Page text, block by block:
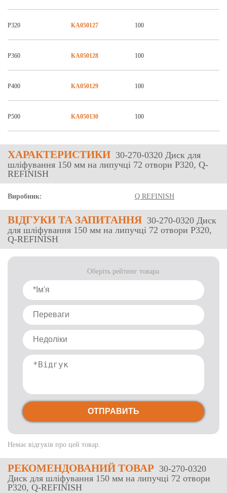
Р320 КА050127 100
Р360 КА050128 100
Р400 КА050129 100
Р500 КА050130 100
ХАРАКТЕРИСТИКИ 30-270-0320 Диск для
шліфування 150 мм на липучці 72 отвори P320, Q-
REFINISH
Виробник: Q REFINISH
ВІДГУКИ ТА ЗАПИТАННЯ 30-270-0320 Диск
для шліфування 150 мм на липучці 72 отвори P320,
Q-REFINISH
Немає відгуків про цей товар.
Оберіть рейтинг товара
ОТПРАВИТЬ
РЕКОМЕНДОВАНИЙ ТОВАР 30-270-0320
Диск для шліфування 150 мм на липучці 72 отвори
P320, Q-REFINISH